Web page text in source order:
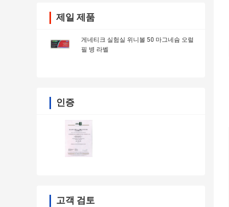
제일 제품
게네티크 실험실 위니볼 50 마그네슘 오럴
필 병 라벨
인증
고객 검토